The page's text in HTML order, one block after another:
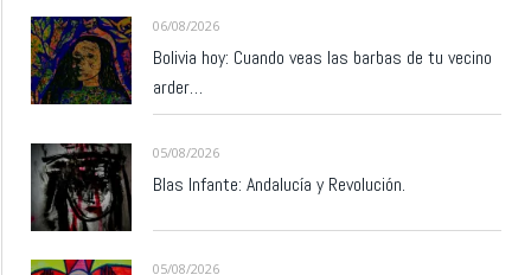
06/08/2026
Bolivia hoy: Cuando veas las barbas de tu vecino
arder…
05/08/2026
Blas Infante: Andalucía y Revolución.
05/08/2026